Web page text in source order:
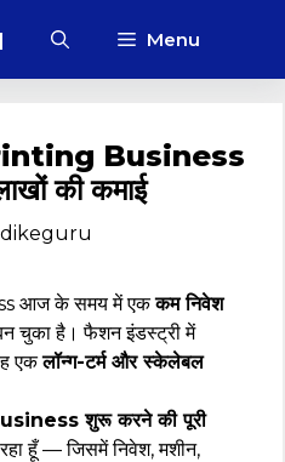
Menu
Business
की कमाई
आज के समय में एककम निवेश
चुका है। फैशन इंडस्ट्री में
एकलॉन्ग-टर्म और स्केलेबल
शुरू करने की पूरी
हूँ — जिसमें निवेश, मशीन,